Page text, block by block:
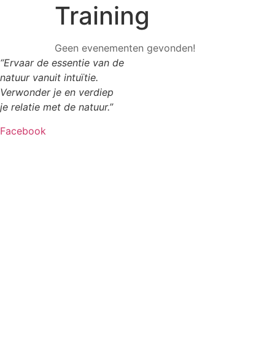
Training
Geen evenementen gevonden!
“Ervaar de essentie van de
natuur vanuit intuïtie.
Verwonder je en verdiep
je relatie met de natuur.”
Facebook